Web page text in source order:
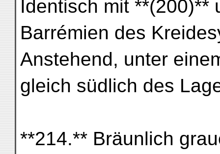
Identisch mit **(200)**
Barrémien des
Anstehend, unter
gleich südlich des
**214.** Bräunlich